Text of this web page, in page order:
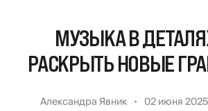
МУЗЫКА В
РАСКРЫТЬ НОВЫЕ
Александра Явник 02 июня 2025